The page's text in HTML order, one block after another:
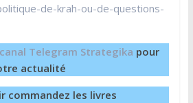
de-krah-ou-de-questions-
canal Telegram Strategika pour
actualité
commandez les livres